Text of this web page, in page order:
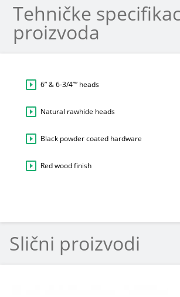
Tehničke
proizvoda
6” & 6-3/4”” heads
Natural rawhide heads
Black powder coated hardware
Red wood finish
Slični proizvodi